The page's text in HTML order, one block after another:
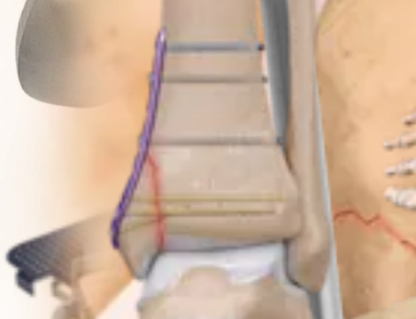
Traumatismo - Extremidades inferiores
Patella SuturePlate™ II
Produto